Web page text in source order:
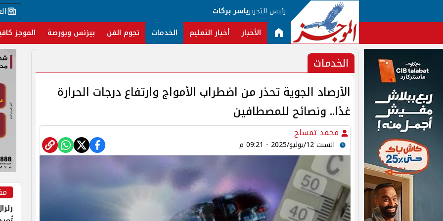
رئيس التحريرياسر بركات
الأخبار أخبار التعليم الخدمات نجوم الفن بيزنس وبورصة الموجز
الخدمات
الأرصاد الجوية تحذر من اضطراب الأمواج وارتفاع درجات الحرارة
غدًا.. ونصائح للمصطافين
محمد تمساح
السبت 12/يوليو/2025 - 09:21 م